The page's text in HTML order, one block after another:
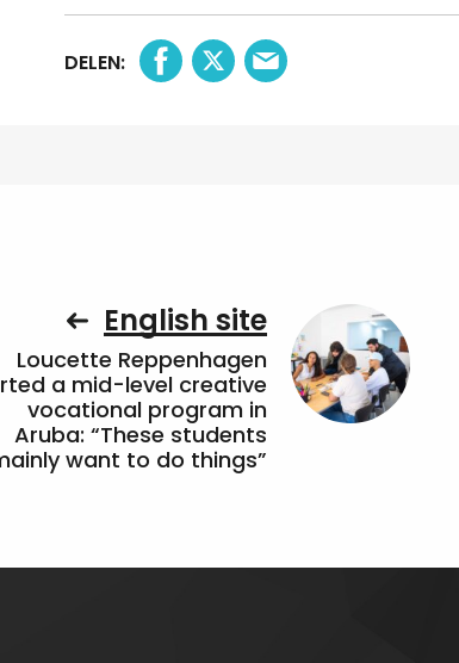
DELEN:
English site
Loucette Reppenhagen
a mid-level creative
vocational program in
Aruba: “These students
want to do things”